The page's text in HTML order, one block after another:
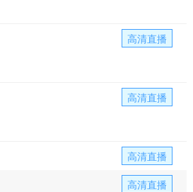
高清直播
高清直播
高清直播
高清直播